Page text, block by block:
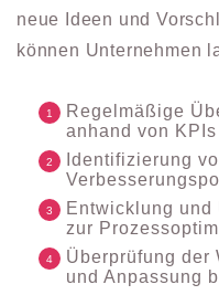
neue Ideen und
können Unternehmen
Regelmäßige
anhand von KPIs
Identifizierung
Entwicklung und
zur
Überprüfung der
und Anpassung